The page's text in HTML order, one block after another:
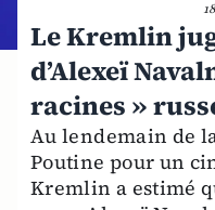
Le Kremlin
d’Alexeï
racines »
Au lendemain de
Poutine pour un
Kremlin a estimé